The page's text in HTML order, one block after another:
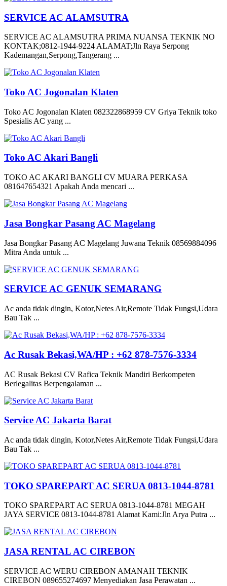
SERVICE AC ALAMSUTRA
SERVICE AC ALAMSUTRA PRIMA NUANSA TEKNIK NO
KONTAK;0812-1944-9224 ALAMAT;Jln Raya Serpong
Kademangan,Serpong,Tangerang ...
Toko AC Jogonalan Klaten
Toko AC Jogonalan Klaten 082322868959 CV Griya Teknik toko
Spesialis AC yang ...
Toko AC Akari Bangli
TOKO AC AKARI BANGLI CV MUARA PERKASA
081647654321 Apakah Anda mencari ...
Jasa Bongkar Pasang AC Magelang
Jasa Bongkar Pasang AC Magelang Juwana Teknik 08569884096
Mitra Anda untuk ...
SERVICE AC GENUK SEMARANG
Ac anda tidak dingin, Kotor,Netes Air,Remote Tidak Fungsi,Udara
Bau Tak ...
Ac Rusak Bekasi,WA/HP : +62 878-7576-3334
AC Rusak Bekasi CV Rafica Teknik Mandiri Berkompeten
Berlegalitas Berpengalaman ...
Service AC Jakarta Barat
Ac anda tidak dingin, Kotor,Netes Air,Remote Tidak Fungsi,Udara
Bau Tak ...
TOKO SPAREPART AC SERUA 0813-1044-8781
TOKO SPAREPART AC SERUA 0813-1044-8781 MEGAH
JAYA SERVICE 0813-1044-8781 Alamat Kami:Jln Arya Putra ...
JASA RENTAL AC CIREBON
SERVICE AC WERU CIREBON AMANAH TEKNIK
CIREBON 089655274697 Menyediakan Jasa Perawatan ...